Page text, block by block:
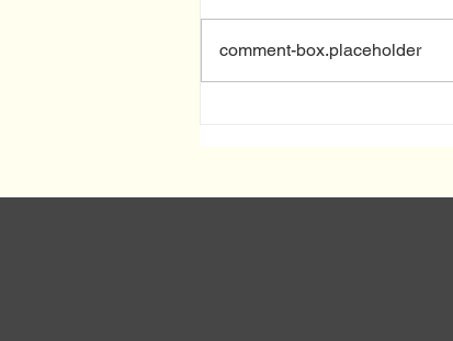
Complemento dello
comment-box.placeholder